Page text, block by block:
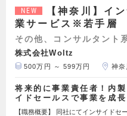
NEW
【神奈川】イ
業サービス※若手層
その他、コンサルタント
株式会社Woltz
500万円 ～ 599万円 神奈
将来的に事業責任者！内
イドセールスで事業を成長
【職務概要】 同社にてインサイドセ